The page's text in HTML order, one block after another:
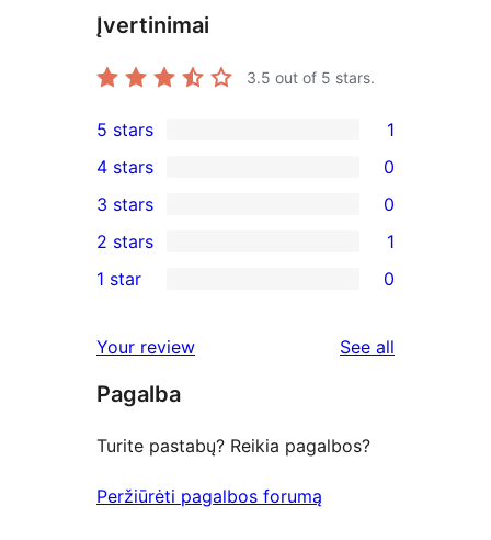
Įvertinimai
3.5 out of 5 stars.
1
5-
star
review
5 stars 1
4-
star
reviews
4 stars 0
0
3-
star
3 stars 0
2-
review
2 stars 1
star
reviews
1 star 0
Your review See all
Pagalba
Turite pastabų? Reikia pagalbos?
Peržiūrėti pagalbos forumą